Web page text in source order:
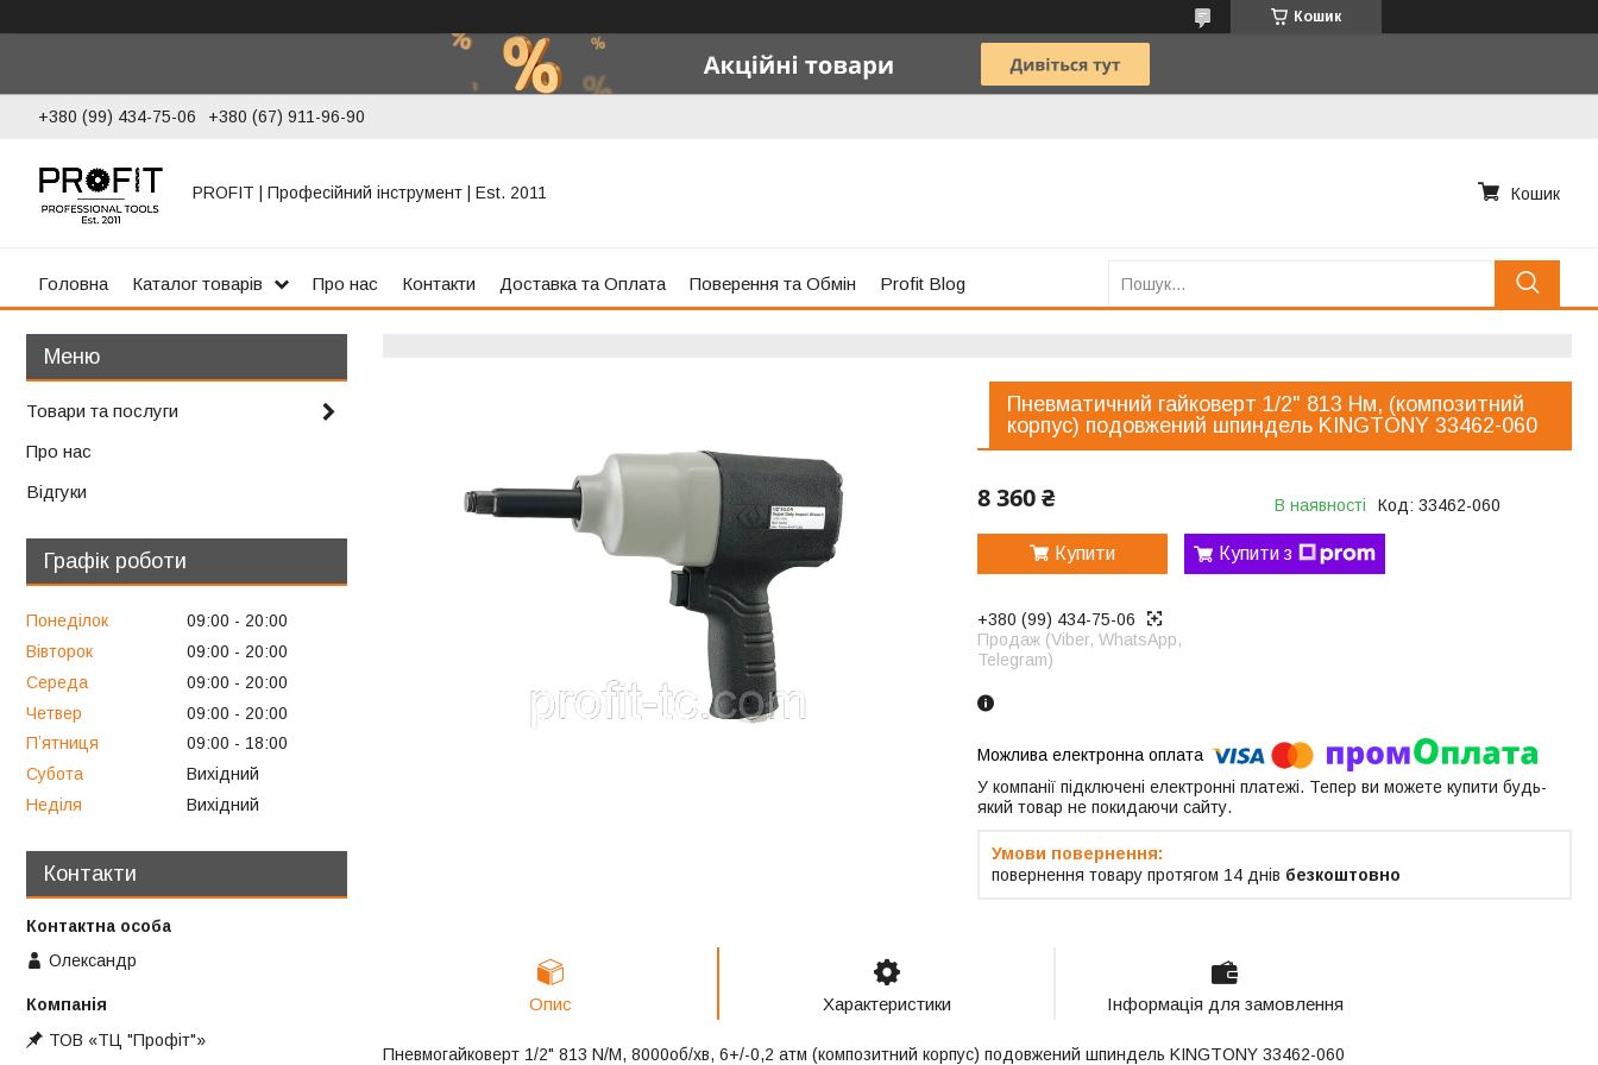
Кошик
+380 (99) 434-75-06 +380 (67) 911-96-90
PROFIT | Професійний інструмент | Est. 2011 Кошик
Головна Каталог товарів Про нас Контакти Доставка та Оплата Поверення та Обмін Profit Blog
Пневматичний гайковерт 1/2" 813 Нм, (композитний
корпус) подовжений шпиндель KINGTONY 33462-060
8 360 ₴ В наявності Код: 33462-060
Купити Купити з
+380 (99) 434-75-06
Продаж (Viber, WhatsApp,
Telegram)
У компанії підключені електронні платежі. Тепер ви можете купити будь-
який товар не покидаючи сайту.
повернення товару протягом 14 днів безкоштовно
Опис Характеристики Інформація для замовлення
Пневмогайковерт 1/2" 813 N/M, 8000об/хв, 6+/-0,2 атм (композитний корпус) подовжений шпиндель KINGTONY 33462-060
Товари та послуги
Про нас
Відгуки
Графік роботи
Понеділок 09:00
20:00
Вівторок
09:00
20:00
Середа
09:00
20:00
Четвер
09:00
20:00
Пʼятниця
09:00
18:00
Субота
Вихідний
Неділя
Вихідний
Контакти
Олександр
ТОВ «ТЦ "Профіт"»